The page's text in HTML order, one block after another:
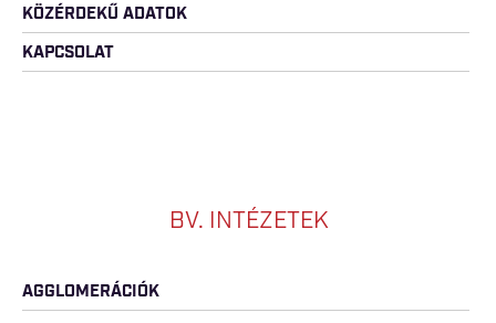
KÖZÉRDEKŰ ADATOK
KAPCSOLAT
BV. INTÉZETEK
AGGLOMERÁCIÓK